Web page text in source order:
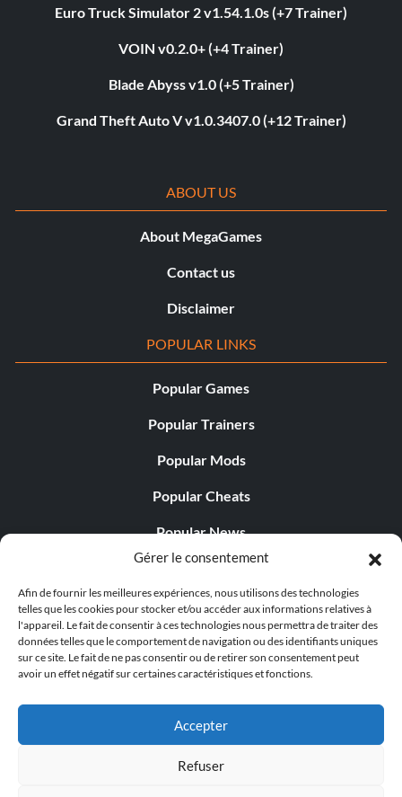
Gérer le consentement
Afin de fournir les meilleures expériences, nous utilisons des technologies
telles que les cookies pour stocker et/ou accéder aux informations relatives à
l'appareil. Le fait de consentir à ces technologies nous permettra de traiter des
données telles que le comportement de navigation ou des identifiants uniques
sur ce site. Le fait de ne pas consentir ou de retirer son consentement peut
avoir un effet négatif sur certaines caractéristiques et fonctions.
Accepter
Refuser
Euro Truck Simulator 2 v1.54.1.0s (+7 Trainer)
VOIN v0.2.0+ (+4 Trainer)
Blade Abyss v1.0 (+5 Trainer)
Grand Theft Auto V v1.0.3407.0 (+12 Trainer)
ABOUT US
About MegaGames
Contact us
Disclaimer
POPULAR LINKS
Popular Games
Popular Trainers
Popular Mods
Popular Cheats
Popular News
Popular Editorials
Popular Free Games
LATEST UPDATES